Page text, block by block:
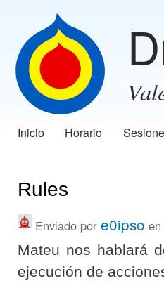
Inicio Horario
Rules
Enviado por e0ipso
Mateu nos hablará
ejecución de